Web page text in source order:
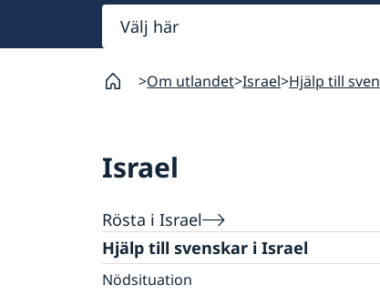
Välj
här
Om utlandet Israel Hjälp till
Israel
Rösta i Israel
Hjälp till svenskar i Israel
Nödsituation